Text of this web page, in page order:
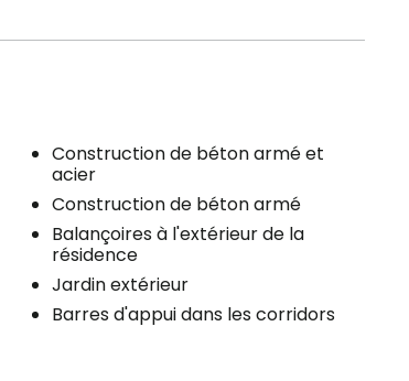
Construction de béton armé et
acier
Construction de béton armé
Balançoires à l'extérieur de la
résidence
Jardin extérieur
Barres d'appui dans les corridors